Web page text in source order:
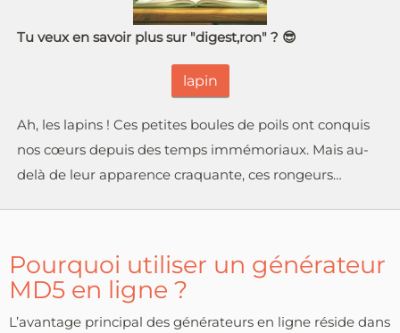
Tu veux en savoir plus sur "digest,ron" ? 😎
lapin
Ah, les lapins ! Ces petites boules de poils ont conquis
nos cœurs depuis des temps immémoriaux. Mais au-
delà de leur apparence craquante, ces rongeurs…
Pourquoi utiliser un générateur
MD5 en ligne ?
L’avantage principal des générateurs en ligne réside dans